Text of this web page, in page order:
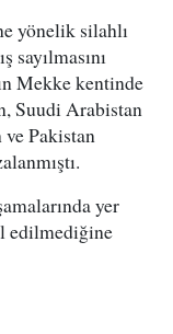
yönelik silahlı
sayılmasını
Mekke kentinde
Suudi Arabistan
Pakistan
yer
edilmediğine